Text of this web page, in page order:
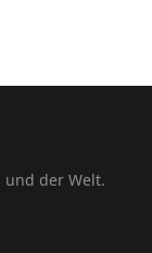
und der Welt.